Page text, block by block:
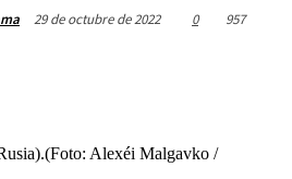
29 de octubre de 2022 0 957